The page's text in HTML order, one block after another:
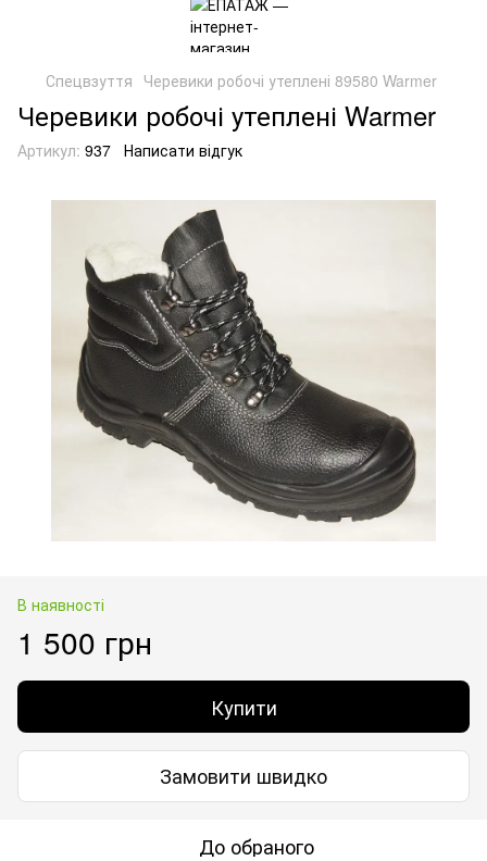
Спецвзуття Черевики робочі утеплені 89580 Warmer
Черевики робочі утеплені Warmer
Артикул: 937 Написати відгук
В наявності
1 500 грн
Купити
Замовити швидко
До обраного